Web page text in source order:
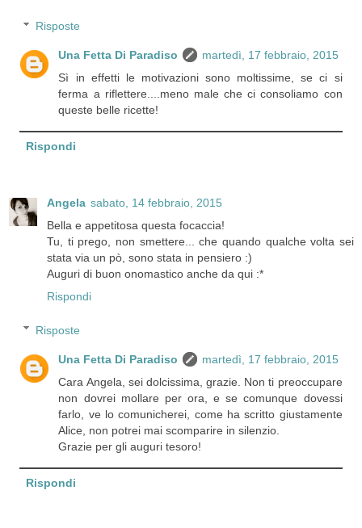
Risposte
Una Fetta Di Paradiso
martedì, 17 febbraio, 2015
Sì in effetti le motivazioni sono moltissime, se ci si
ferma a riflettere....meno male che ci consoliamo con
queste belle ricette!
Rispondi
Angela sabato, 14 febbraio, 2015
Bella e appetitosa questa focaccia!
Tu, ti prego, non smettere... che quando qualche volta sei
stata via un pò, sono stata in pensiero :)
Auguri di buon onomastico anche da qui :*
Rispondi
Risposte
Una Fetta Di Paradiso
martedì, 17 febbraio, 2015
Cara Angela, sei dolcissima, grazie. Non ti preoccupare
non dovrei mollare per ora, e se comunque dovessi
farlo, ve lo comunicherei, come ha scritto giustamente
Alice, non potrei mai scomparire in silenzio.
Grazie per gli auguri tesoro!
Rispondi